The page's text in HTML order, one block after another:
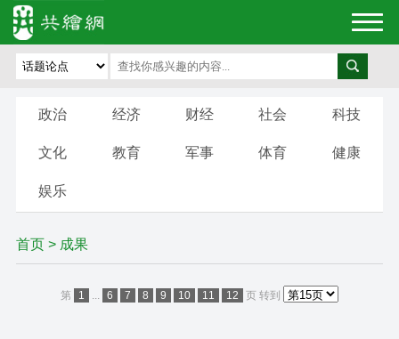
政治 经济 财经 社会 科技
文化 教育 军事 体育 健康
娱乐
首页> 成果
第 1 ... 6 7 8 9 10 11 12 页 转到